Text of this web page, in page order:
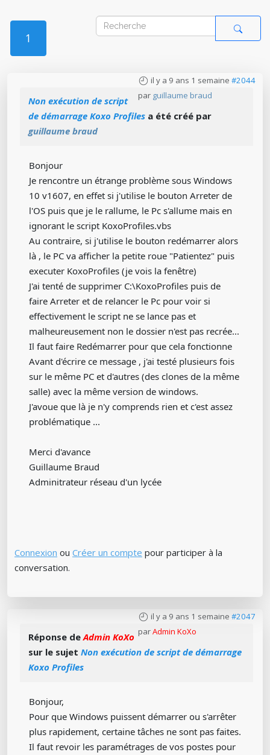
1
il y a 9 ans 1 semaine #2044
par guillaume braud
Non exécution de script
de démarrage Koxo Profiles a été créé par
guillaume braud
Bonjour
Je rencontre un étrange problème sous Windows
10 v1607, en effet si j'utilise le bouton Arreter de
l'OS puis que je le rallume, le Pc s'allume mais en
ignorant le script KoxoProfiles.vbs
Au contraire, si j'utilise le bouton redémarrer alors
là , le PC va afficher la petite roue "Patientez" puis
executer KoxoProfiles (je vois la fenêtre)
J'ai tenté de supprimer C:\KoxoProfiles puis de
faire Arreter et de relancer le Pc pour voir si
effectivement le script ne se lance pas et
malheureusement non le dossier n'est pas recrée...
Il faut faire Redémarrer pour que cela fonctionne
Avant d'écrire ce message , j'ai testé plusieurs fois
sur le même PC et d'autres (des clones de la même
salle) avec la même version de windows.
J'avoue que là je n'y comprends rien et c'est assez
problématique ...
Merci d'avance
Guillaume Braud
Adminitrateur réseau d'un lycée
Connexion ou Créer un compte pour participer à la
conversation.
il y a 9 ans 1 semaine #2047
parAdmin KoXo
Réponse deAdmin KoXo
sur le sujet Non exécution de script de démarrage
Koxo Profiles
Bonjour,
Pour que Windows puissent démarrer ou s'arrêter
plus rapidement, certaine tâches ne sont pas faites.
Il faut revoir les paramétrages de vos postes pour